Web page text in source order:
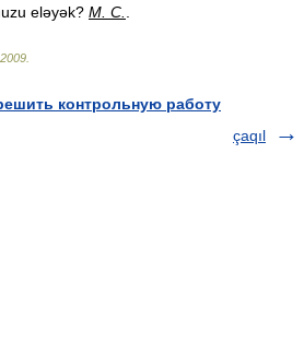
eləyək? M. C.
2009
контрольную работу
çaqıl